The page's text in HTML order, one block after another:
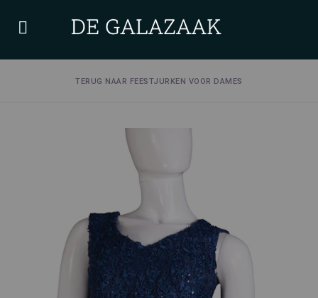
TERUG NAAR FEESTJURKEN VOOR DAMES